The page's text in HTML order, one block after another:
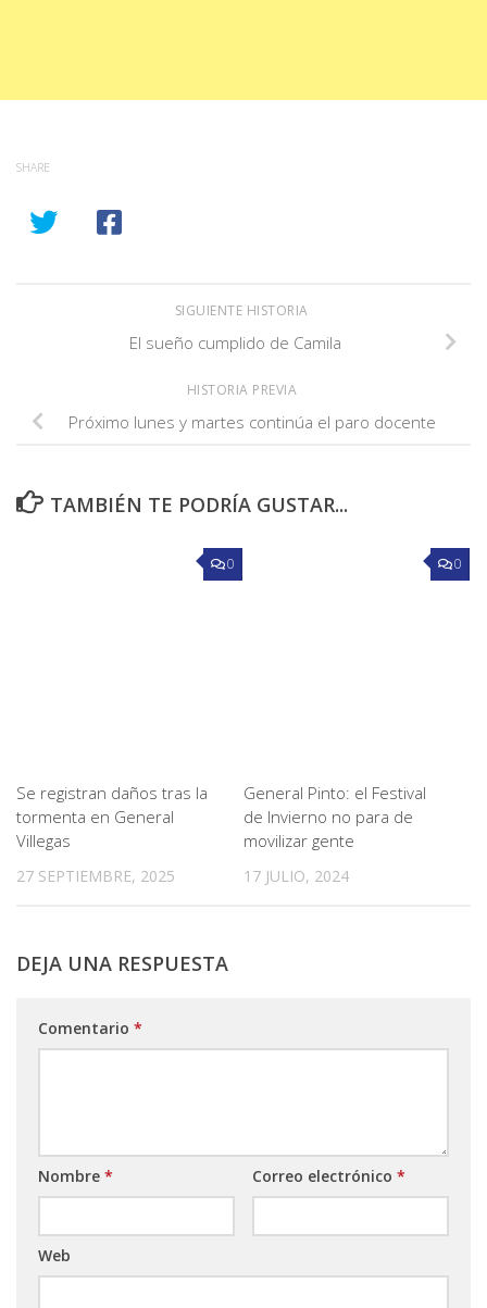
SHARE
SIGUIENTE HISTORIA
El sueño cumplido de Camila
HISTORIA PREVIA
Próximo lunes y martes continúa el paro docente
TAMBIÉN TE PODRÍA GUSTAR...
0
Se registran daños tras la
tormenta en General
Villegas
27 SEPTIEMBRE, 2025
0
General Pinto: el Festival
de Invierno no para de
movilizar gente
17 JULIO, 2024
DEJA UNA RESPUESTA
Comentario *
Nombre * Correo electrónico *
Web